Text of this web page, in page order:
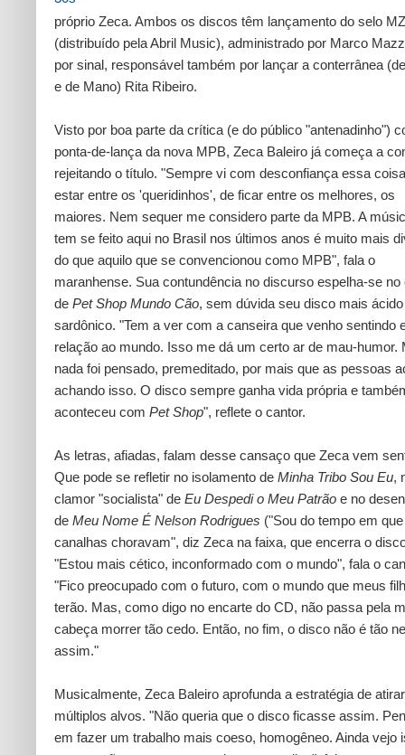
próprio Zeca. Ambos os discos têm lançamento do selo
(distribuído pela Abril Music), administrado por Marco
por sinal, responsável também por lançar a conterrânea
e de Mano) Rita Ribeiro.
Visto por boa parte da crítica (e do público "antenadinho")
ponta-de-lança da nova MPB, Zeca Baleiro já começa a
rejeitando o título. "Sempre vi com desconfiança essa
estar entre os 'queridinhos', de ficar entre os melhores, os
maiores. Nem sequer me considero parte da MPB. A
tem se feito aqui no Brasil nos últimos anos é muito mais
do que aquilo que se convencionou como MPB", fala o
maranhense. Sua contundência no discurso espelha-se no
de Pet Shop Mundo Cão, sem dúvida seu disco mais
sardônico. "Tem a ver com a canseira que venho sentindo
relação ao mundo. Isso me dá um certo ar de mau-humor.
nada foi pensado, premeditado, por mais que as pessoas
achando isso. O disco sempre ganha vida própria e
aconteceu com Pet Shop", reflete o cantor.
As letras, afiadas, falam desse cansaço que Zeca vem
Que pode se refletir no isolamento de Minha Tribo Sou Eu,
clamor "socialista" de Eu Despedi o Meu Patrão e no
de Meu Nome É Nelson Rodrigues ("Sou do tempo em
canalhas choravam", diz Zeca na faixa, que encerra o
"Estou mais cético, inconformado com o mundo", fala o
"Fico preocupado com o futuro, com o mundo que meus
terão. Mas, como digo no encarte do CD, não passa pela
cabeça morrer tão cedo. Então, no fim, o disco não é tão
assim."
Musicalmente, Zeca Baleiro aprofunda a estratégia de
múltiplos alvos. "Não queria que o disco ficasse assim.
em fazer um trabalho mais coeso, homogêneo. Ainda vejo